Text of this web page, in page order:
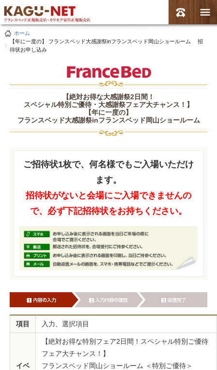
ホーム
【年に一度の】 フランスベッド大感謝祭inフランスベッド岡山ショールーム 招
待状お申し込み
【絶対お得な大感謝祭2日間！
スペシャル特別ご優待・大感謝祭フェア大チャンス！】
【年に一度の】
フランスベッド大感謝祭inフランスベッド岡山ショールーム
ご招待状1枚で、何名様でもご入場いただけ
ます。
招待状がないと会場にご入場できませんの
で、必ず下記招待状をお持ちください。
項目 入力、選択項目
イベ
【絶対お得な特別フェア2日間！スペシャル特別ご優待
フェア大チャンス！】
フランスベッド岡山ショールーム ＜特別ご優待＞